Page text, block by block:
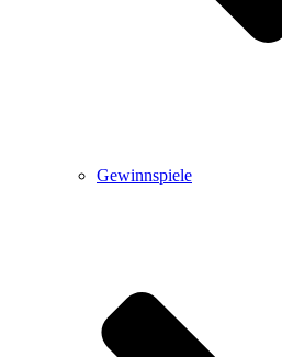
Gewinnspiele